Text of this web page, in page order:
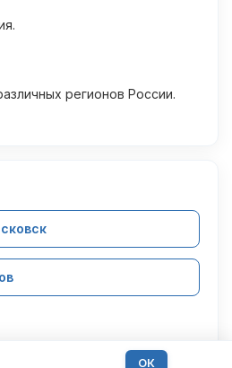
регионов России.
ОК